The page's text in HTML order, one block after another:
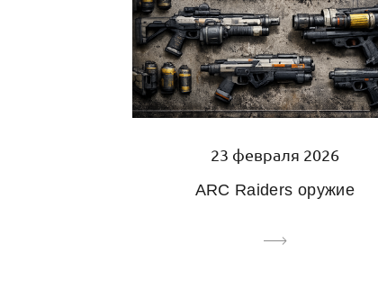
23 февраля 2026
ARC Raiders оружие